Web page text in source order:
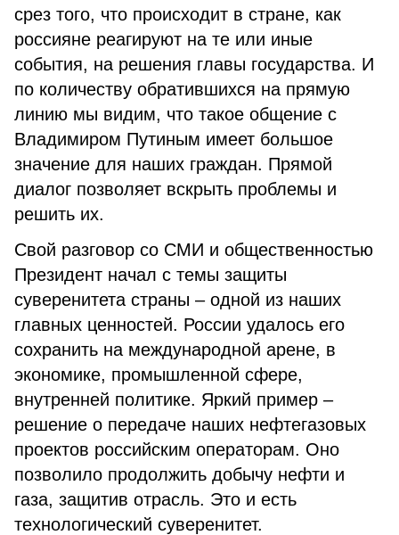
срез того, что происходит в стране, как
россияне реагируют на те или иные
события, на решения главы государства. И
по количеству обратившихся на прямую
линию мы видим, что такое общение с
Владимиром Путиным имеет большое
значение для наших граждан. Прямой
диалог позволяет вскрыть проблемы и
решить их.
Свой разговор со СМИ и общественностью
Президент начал с темы защиты
суверенитета страны – одной из наших
главных ценностей. России удалось его
сохранить на международной арене, в
экономике, промышленной сфере,
внутренней политике. Яркий пример –
решение о передаче наших нефтегазовых
проектов российским операторам. Оно
позволило продолжить добычу нефти и
газа, защитив отрасль. Это и есть
технологический суверенитет.